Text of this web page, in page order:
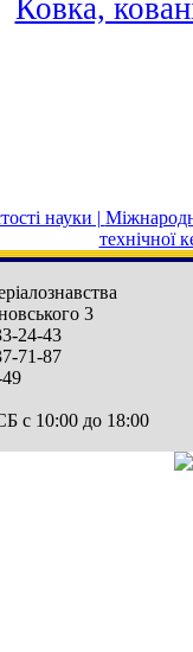
Ковка,
науки |
технічної
3
24-43
71-87
с 10:00 до 18:00